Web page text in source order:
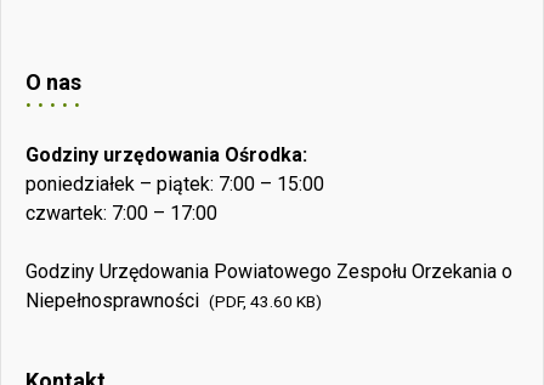
O nas
Godziny urzędowania Ośrodka:
poniedziałek – piątek: 7:00 – 15:00
czwartek: 7:00 – 17:00
Godziny Urzędowania Powiatowego Zespołu Orzekania o
Niepełnosprawności (PDF, 43.60 KB)